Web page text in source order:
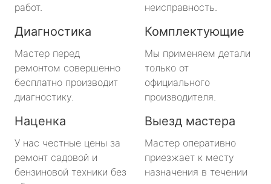
работ.
неисправность.
Диагностика
Мастер перед
ремонтом совершенно
бесплатно производит
диагностику.
Комплектующие
Мы применяем детали
только от
официального
производителя.
Наценка
У нас честные цены за
ремонт садовой и
бензиновой техники без
Выезд мастера
Мастер оперативно
приезжает к месту
назначения в течении